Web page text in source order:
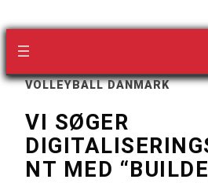
VOLLEYBALL DANMARK
VI SØGER
NT MED